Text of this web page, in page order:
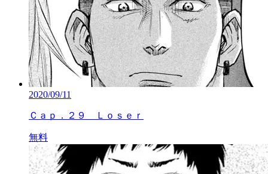
2020/09/11
Ｃａｐ．２９ Ｌｏｓｅｒ
無料